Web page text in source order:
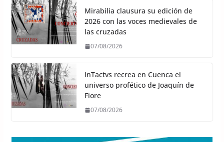
Mirabilia clausura su edición de
2026 con las voces medievales de
las cruzadas
07/08/2026
InTactvs recrea en Cuenca el
universo profético de Joaquín de
Fiore
07/08/2026